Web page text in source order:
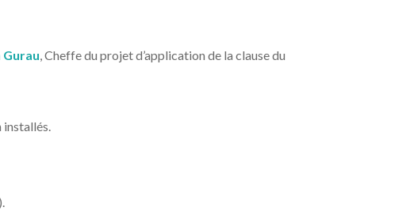
Gurau, Cheffe du projet d’application de la clause du
installés.